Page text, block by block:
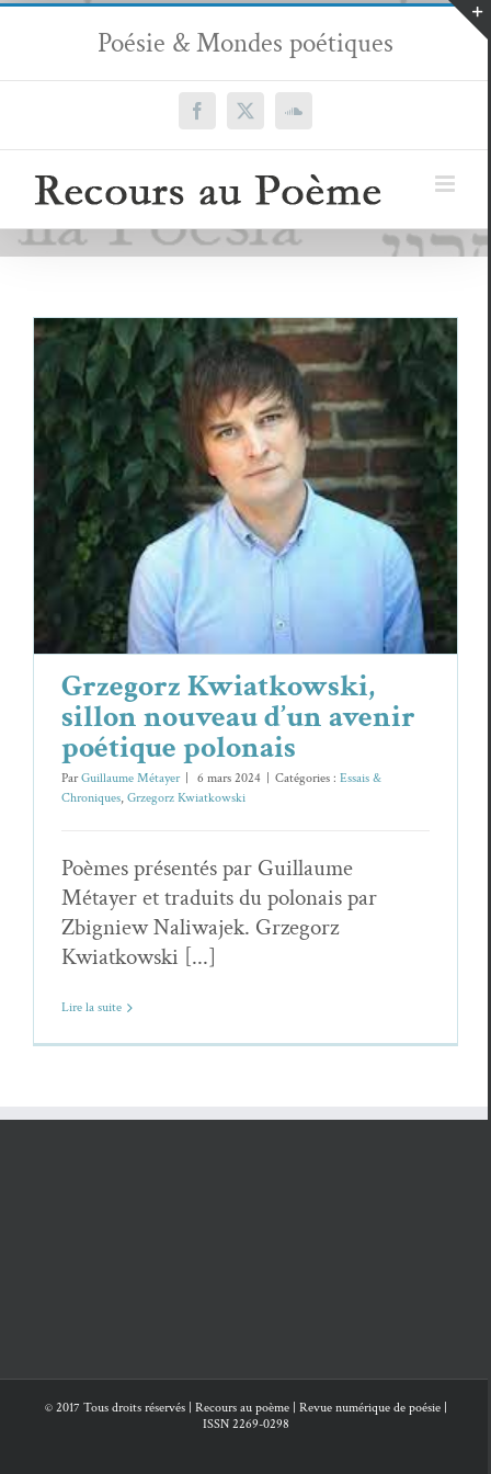
Passer
contenu
Poésie & Mondes poétiques
Facebook
X SoundCloud
Grzegorz Kwiatkowski, sillon nouveau
d’un avenir poétique polonais
Essais & Chroniques Grzegorz Kwiatkowski
Grzegorz Kwiatkowski,
sillon nouveau d’un avenir
poétique polonais
ParGuillaume Métayer 6 mars 2024 Catégories : Essais &
Chroniques, Grzegorz Kwiatkowski
Poèmes présentés par Guillaume
Métayer et traduits du polonais par
Zbigniew Naliwajek. Grzegorz
Kwiatkowski [...]
Lire la suite
© 2017 Tous droits réservés | Recours au poème | Revue numérique de poésie |
ISSN 2269-0298